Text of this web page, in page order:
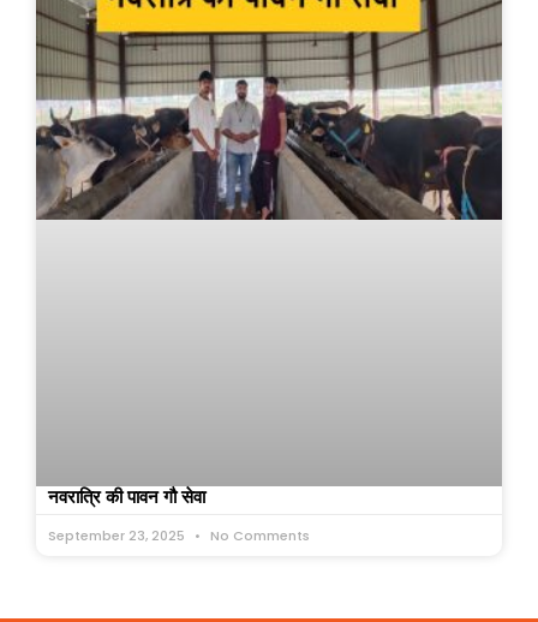
नवरात्रि की पावन गौ सेवा
September 23, 2025 No Comments